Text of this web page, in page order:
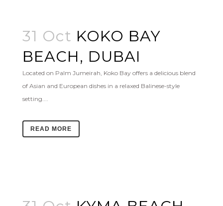
31 Oct KOKO BAY
BEACH, DUBAI
Located on Palm Jumeirah, Koko Bay offers a delicious blend
of Asian and European dishes in a relaxed Balinese-style
setting....
READ MORE